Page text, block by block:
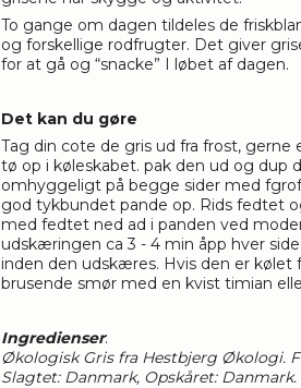
To gange om dagen tildeles de
og forskellige rodfrugter. Det giver
for at gå og “snacke” I løbet af dagen.
Det kan du gøre
Tag din cote de gris ud fra frost,
tø op i køleskabet. pak den ud og dup
omhyggeligt på begge sider med
god tykbundet pande op. Rids fedtet
med fedtet ned ad i panden ved
udskæringen ca 3 - 4 min åpp hver
inden den udskæres. Hvis den er
brusende smør med en kvist timian
Ingredienser:
Økologisk Gris fra Hestbjerg Økologi.
Slagtet: Danmark, Opskåret: Danmark.